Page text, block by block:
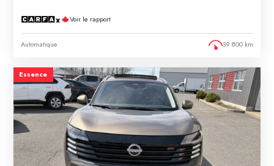
Voir le rapport
Automatique 39 800 km
Essence